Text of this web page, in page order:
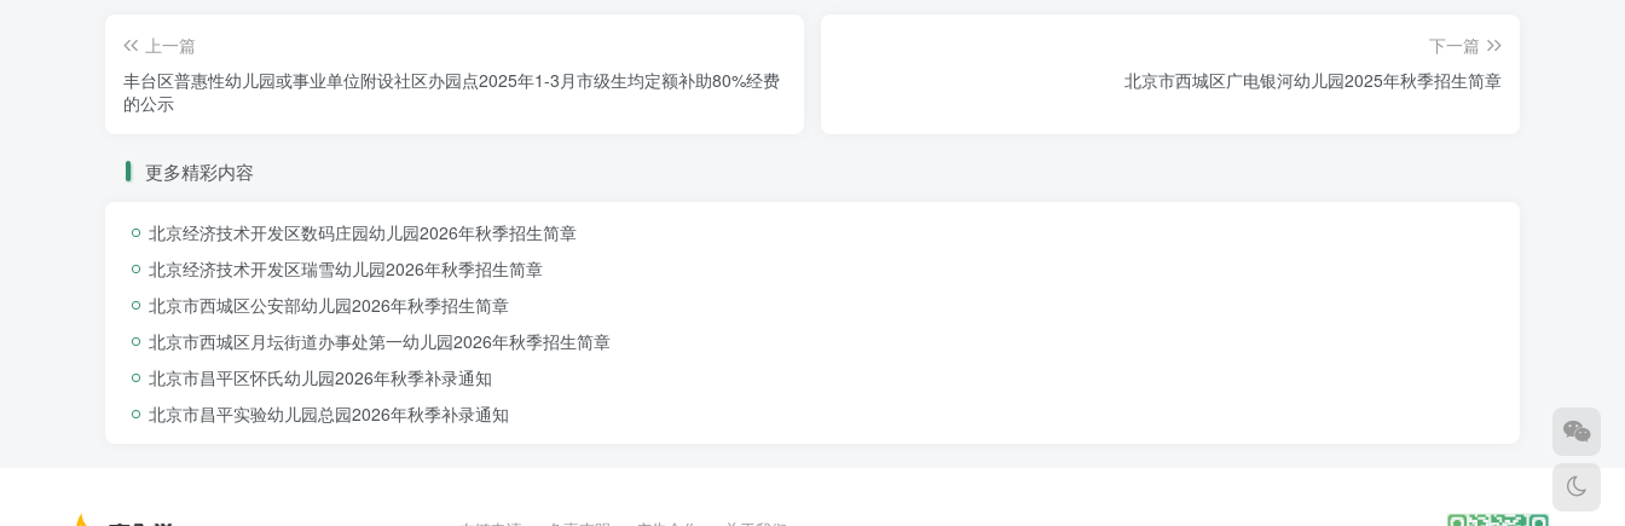
上一篇
丰台区普惠性幼儿园或事业单位附设社区办园点2025年1-3月市级生均定额补助80%经费
的公示
下一篇
北京市西城区广电银河幼儿园2025年秋季招生简章
更多精彩内容
北京经济技术开发区数码庄园幼儿园2026年秋季招生简章
北京经济技术开发区瑞雪幼儿园2026年秋季招生简章
北京市西城区公安部幼儿园2026年秋季招生简章
北京市西城区月坛街道办事处第一幼儿园2026年秋季招生简章
北京市昌平区怀氏幼儿园2026年秋季补录通知
北京市昌平实验幼儿园总园2026年秋季补录通知